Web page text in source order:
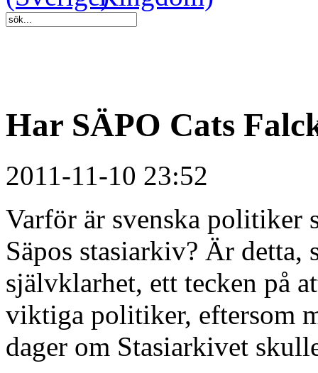
Har SÄPO Cats
2011-11-10 23:52
Varför är svenska
Säpos stasiarkiv? Är detta,
självklarhet, ett tecken på
viktiga politiker, eftersom
dager om Stasiarkivet